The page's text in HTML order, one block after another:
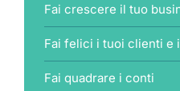
Fai crescere il tuo
Fai felici i tuoi clienti e
Fai quadrare i conti